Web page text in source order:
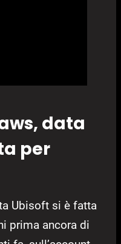
data
per
Ubisoft si è fatta
prima ancora di